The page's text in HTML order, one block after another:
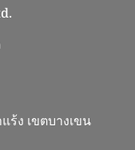
ร้ง เขตบางเขน